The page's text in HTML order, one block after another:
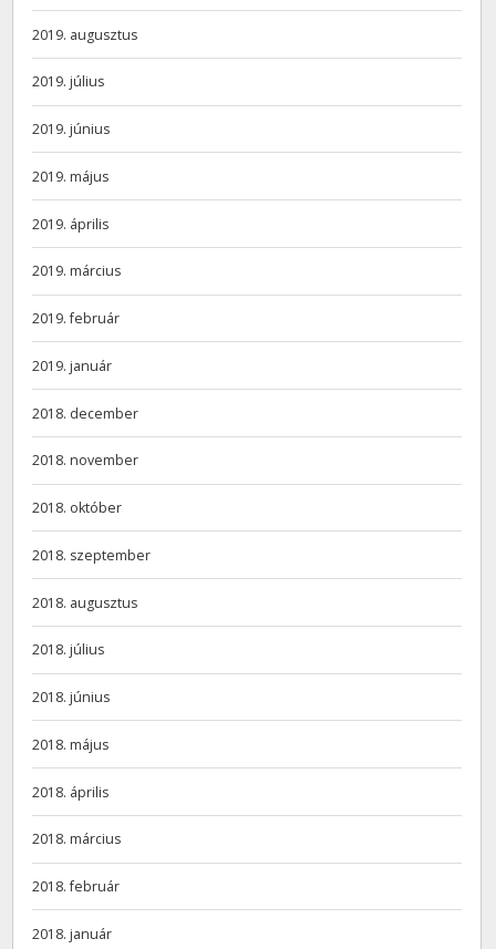
2019. augusztus
2019. július
2019. június
2019. május
2019. április
2019. március
2019. február
2019. január
2018. december
2018. november
2018. október
2018. szeptember
2018. augusztus
2018. július
2018. június
2018. május
2018. április
2018. március
2018. február
2018. január